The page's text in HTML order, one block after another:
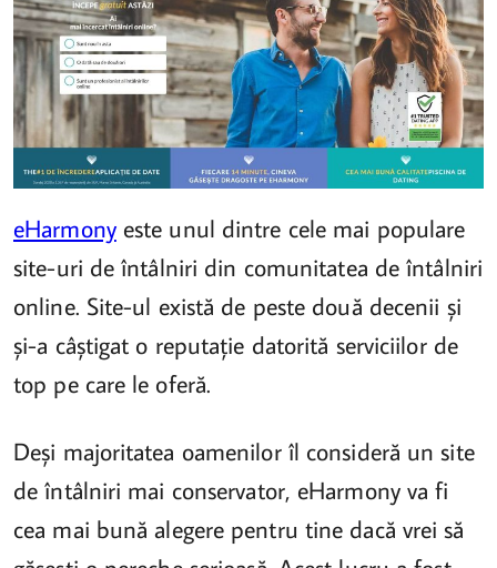
eHarmonyeste unul dintre cele mai populare
site-uri de întâlniri din comunitatea de întâlniri
online. Site-ul există de peste două decenii și
și-a câștigat o reputație datorită serviciilor de
top pe care le oferă.
Deși majoritatea oamenilor îl consideră un site
de întâlniri mai conservator, eHarmony va fi
cea mai bună alegere pentru tine dacă vrei să